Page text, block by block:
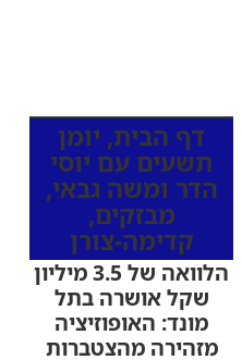
דף הבית, יומן
תשעים עם יוסי
הדר ומשה גבאי,
מבזקים,
קדימה-צורן
הלוואה של 3.5 מיליון
שקל אושרה בתל
מונד: האופוזיציה
מזהירה מהצטברות